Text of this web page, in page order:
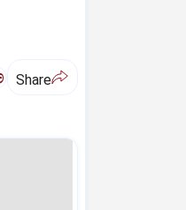
Share